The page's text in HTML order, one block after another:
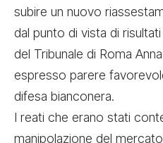
subire un nuovo
dal punto di vista di
del Tribunale di Roma
espresso parere
difesa bianconera.
I reati che erano stati
manipolazione del